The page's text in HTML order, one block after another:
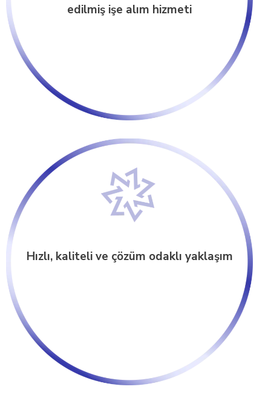
edilmiş işe alım hizmeti
Hızlı, kaliteli ve çözüm odaklı yaklaşım